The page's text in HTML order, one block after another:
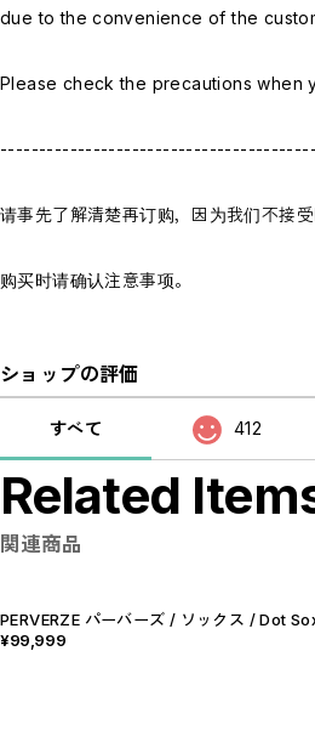
due to the convenience of the
Please check the precautions when
请事先了解清楚再订购，因为我们不接
购买时请确认注意事项。
ショップの評価
すべて 412
Related
関連商品
PERVERZE パーバーズ / ソックス / Dot
¥99,999